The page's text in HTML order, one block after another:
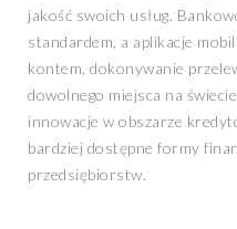
jakość swoich usług.
standardem, a aplikacje
kontem, dokonywanie
dowolnego miejsca na
innowacje w obszarze
bardziej dostępne formy
przedsiębiorstw.